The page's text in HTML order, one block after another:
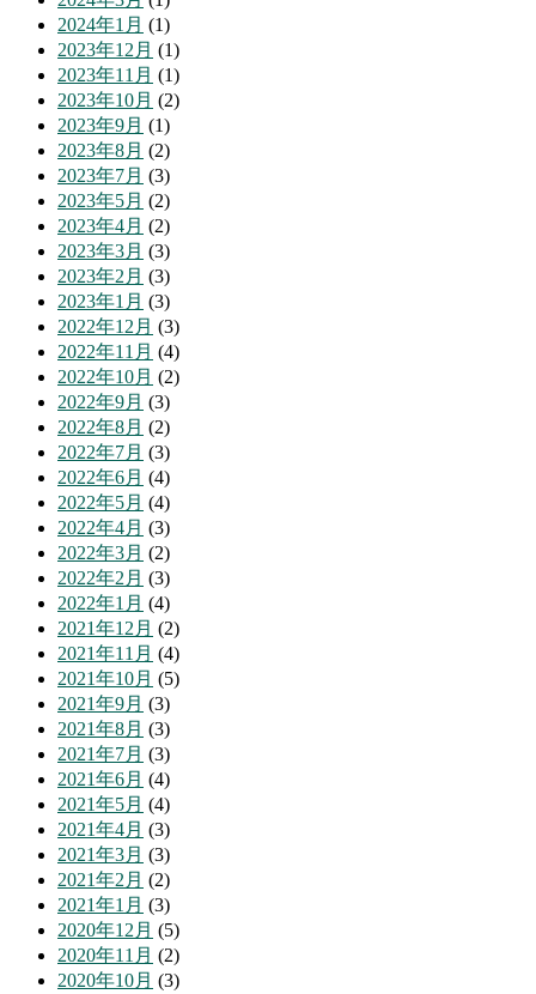
2024年1月 (1)
2023年12月 (1)
2023年11月 (1)
2023年10月 (2)
2023年9月 (1)
2023年8月 (2)
2023年7月 (3)
2023年5月 (2)
2023年4月 (2)
2023年3月 (3)
2023年2月 (3)
2023年1月 (3)
2022年12月 (3)
2022年11月 (4)
2022年10月 (2)
2022年9月 (3)
2022年8月 (2)
2022年7月 (3)
2022年6月 (4)
2022年5月 (4)
2022年4月 (3)
2022年3月 (2)
2022年2月 (3)
2022年1月 (4)
2021年12月 (2)
2021年11月 (4)
2021年10月 (5)
2021年9月 (3)
2021年8月 (3)
2021年7月 (3)
2021年6月 (4)
2021年5月 (4)
2021年4月 (3)
2021年3月 (3)
2021年2月 (2)
2021年1月 (3)
2020年12月 (5)
2020年11月 (2)
2020年10月 (3)